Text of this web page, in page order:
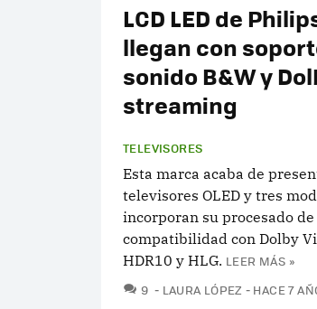
LCD LED de
llegan con
sonido B&W y
streaming
TELEVISORES
Esta marca acaba de
televisores OLED y tres
incorporan su procesado
compatibilidad con Dolby
HDR10 y HLG. LEER MÁS »
9 COMENTARIOS
LAURA LÓPEZ HACE 7